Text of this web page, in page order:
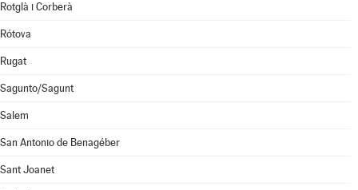
Rotglà i Corberà
Rótova
Rugat
Sagunto/Sagunt
Salem
San Antonio de Benagéber
Sant Joanet